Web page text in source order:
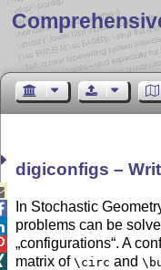
digiconfigs –
In Stochastic
problems can be
configurations . A
matrix of\circ and